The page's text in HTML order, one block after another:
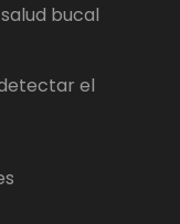
bucal
el